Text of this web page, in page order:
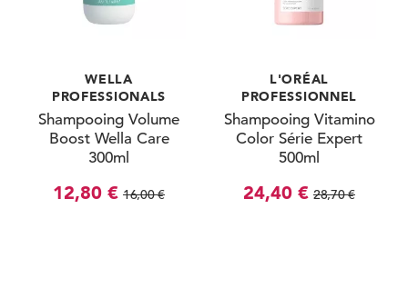
WELLA
PROFESSIONALS
Shampooing Volume
Boost Wella Care
300ml
12,80 € 16,00 €
L'ORÉAL
PROFESSIONNEL
Shampooing Vitamino
Color Série Expert
500ml
24,40 € 28,70 €